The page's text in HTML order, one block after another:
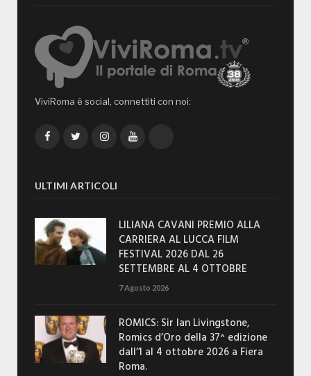
ViviRoma è social, connettiti con noi:
FacebookTwitterInstagramYouTube
ULTIMI ARTICOLI
LILIANA CAVANI PREMIO ALLA
CARRIERA AL LUCCA FILM
FESTIVAL 2026 DAL 26
SETTEMBRE AL 4 OTTOBRE
7 Agosto 2026
ROMICS: Sir Ian Livingstone,
Romics d’Oro della 37^ edizione
dall’1 al 4 ottobre 2026 a Fiera
Roma.